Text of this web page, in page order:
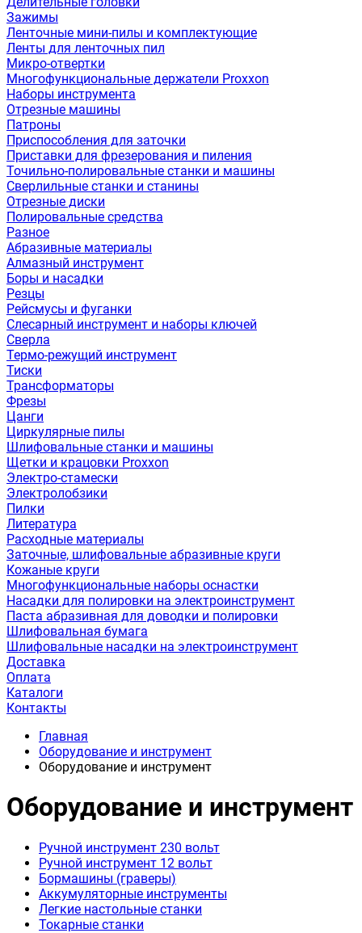
Зажимы
Ленточные мини-пилы и комплектующие
Ленты для ленточных пил
Микро-отвертки
Многофункциональные держатели Proxxon
Наборы инструмента
Отрезные машины
Патроны
Приспособления для заточки
Приставки для фрезерования и пиления
Точильно-полировальные станки и машины
Сверлильные станки и станины
Отрезные диски
Полировальные средства
Разное
Абразивные материалы
Алмазный инструмент
Боры и насадки
Резцы
Рейсмусы и фуганки
Слесарный инструмент и наборы ключей
Сверла
Термо-режущий инструмент
Тиски
Трансформаторы
Фрезы
Цанги
Циркулярные пилы
Шлифовальные станки и машины
Щетки и крацовки Proxxon
Электро-стамески
Электролобзики
Пилки
Литература
Расходные материалы
Заточные, шлифовальные абразивные круги
Кожаные круги
Многофункциональные наборы оснастки
Насадки для полировки на электроинструмент
Паста абразивная для доводки и полировки
Шлифовальная бумага
Шлифовальные насадки на электроинструмент
Доставка
Оплата
Каталоги
Контакты
Главная
Оборудование и инструмент
Оборудование и инструмент
Оборудование и инструмент
Ручной инструмент 230 вольт
Ручной инструмент 12 вольт
Бормашины (граверы)
Аккумуляторные инструменты
Легкие настольные станки
Токарные станки